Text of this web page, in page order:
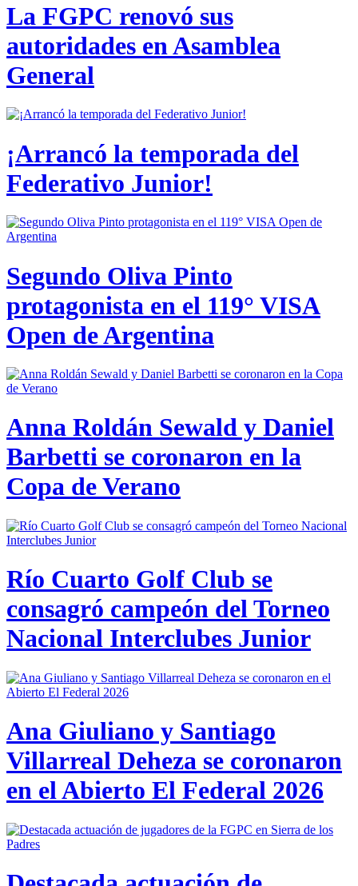
La FGPC renovó sus
autoridades en Asamblea
General
¡Arrancó la temporada del
Federativo Junior!
Segundo Oliva Pinto
protagonista en el 119° VISA
Open de Argentina
Anna Roldán Sewald y Daniel
Barbetti se coronaron en la
Copa de Verano
Río Cuarto Golf Club se
consagró campeón del Torneo
Nacional Interclubes Junior
Ana Giuliano y Santiago
Villarreal Deheza se coronaron
en el Abierto El Federal 2026